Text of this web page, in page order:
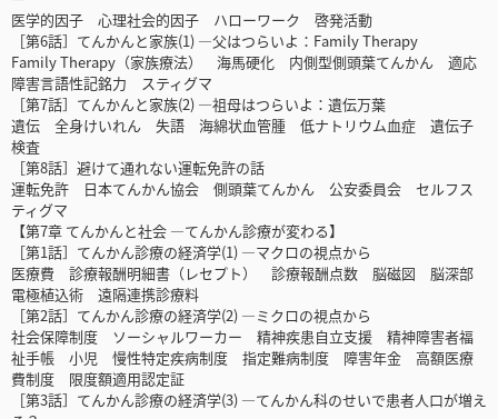
医学的因子 心理社会的因子 ハローワーク 啓発活動
［第6話］てんかんと家族(1) ―父はつらいよ：Family Therapy
Family Therapy（家族療法） 海馬硬化 内側型側頭葉てんかん 適応
障害言語性記銘力 スティグマ
［第7話］てんかんと家族(2) ―祖母はつらいよ：遺伝万葉
遺伝 全身けいれん 失語 海綿状血管腫 低ナトリウム血症 遺伝子
検査
［第8話］避けて通れない運転免許の話
運転免許 日本てんかん協会 側頭葉てんかん 公安委員会 セルフス
ティグマ
【第7章 てんかんと社会 ―てんかん診療が変わる】
［第1話］てんかん診療の経済学(1) ―マクロの視点から
医療費 診療報酬明細書（レセプト） 診療報酬点数 脳磁図 脳深部
電極植込術 遠隔連携診療料
［第2話］てんかん診療の経済学(2) ―ミクロの視点から
社会保障制度 ソーシャルワーカー 精神疾患自立支援 精神障害者福
祉手帳 小児 慢性特定疾病制度 指定難病制度 障害年金 高額医療
費制度 限度額適用認定証
［第3話］てんかん診療の経済学(3) ―てんかん科のせいで患者人口が増え